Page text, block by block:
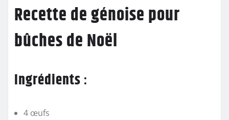
Recette de génoise pour
bûches de Noël
Ingrédients:
4 œufs